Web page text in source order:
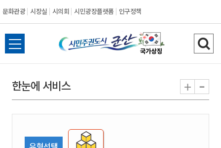
문화관광 시장실 시의회 시민광장플랫폼 인구정책
시
민
권
도
전
체
뉴
열
검
색
기
한눈에 서비스 + -